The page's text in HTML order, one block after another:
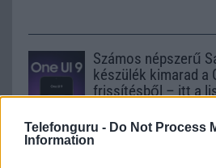
Telefonguru - Do Not Process
Information
Számos népszerű
készülék kimarad a
frissítésből – itt a
2026.06.30| Phone Arena
A One UI 9 érkezése új